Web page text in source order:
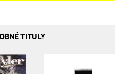
TITULY